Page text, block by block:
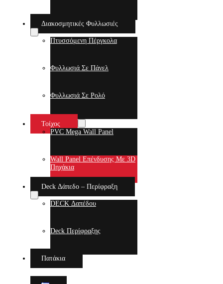
Διακοσμητικές Φυλλωσιές
Πτυσσόμενη Πέργκολα
Φυλλωσιά Σε Πάνελ
Φυλλωσιά Σε Ρολό
Τοίχος
PVC Mega Wall Panel
Wall Panel Επένδυσης Με 3D
Πηχάκια
Deck Δάπεδο – Περίφραξη
DECK Δαπέδου
Deck Περίφραξης
Πατάκια